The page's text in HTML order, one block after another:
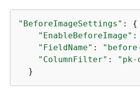
"BeforeImageSettings" : {
"EnableBeforeImage" :
"FieldName" :
"ColumnFilter" :
"pk-
  }